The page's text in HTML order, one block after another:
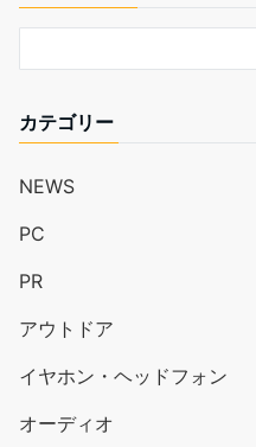
カテゴリー
NEWS
PC
PR
アウトドア
イヤホン・ヘッドフォン
オーディオ